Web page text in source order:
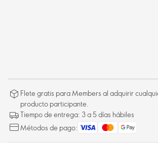
Flete gratis para Members al adquirir
producto participante.
Tiempo de entrega: 3 a 5 días hábiles
Métodos de pago: